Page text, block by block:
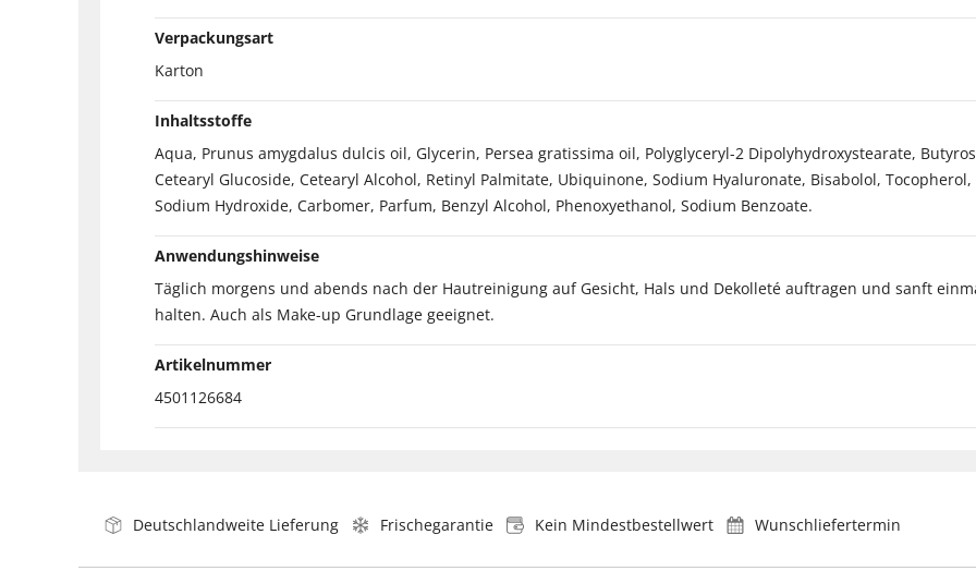
Verpackungsart
Karton
Inhaltsstoffe
Aqua, Prunus amygdalus dulcis oil, Glycerin, Persea gratissima oil, Polyglyceryl-2 Dipolyhydroxystearate,
Cetearyl Glucoside, Cetearyl Alcohol, Retinyl Palmitate, Ubiquinone, Sodium Hyaluronate, Bisabolol,
Sodium Hydroxide, Carbomer, Parfum, Benzyl Alcohol, Phenoxyethanol, Sodium Benzoate.
Anwendungshinweise
Täglich morgens und abends nach der Hautreinigung auf Gesicht, Hals und Dekolleté auftragen und sanft
halten. Auch als Make-up Grundlage geeignet.
Artikelnummer
4501126684
Deutschlandweite Lieferung Frischegarantie Kein Mindestbestellwert Wunschliefertermin